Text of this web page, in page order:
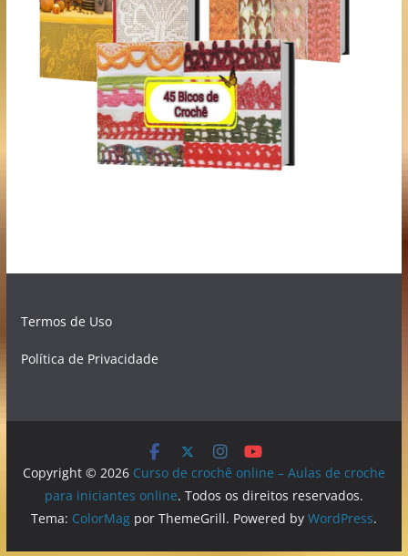
Termos de Uso
Política de Privacidade
Copyright © 2026 Curso de crochê online – Aulas de croche
para iniciantes online. Todos os direitos reservados.
Tema: ColorMagpor ThemeGrill. Powered by WordPress.